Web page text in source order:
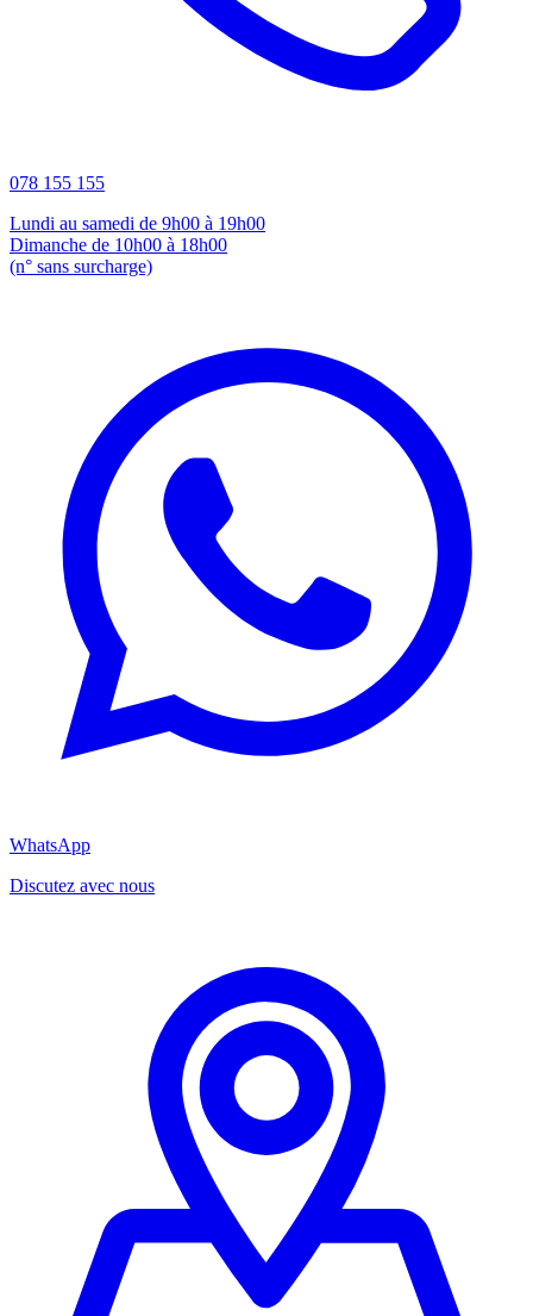
078 155 155
Lundi au samedi de 9h00 à 19h00
Dimanche de 10h00 à 18h00
(n° sans surcharge)
WhatsApp
Discutez avec nous